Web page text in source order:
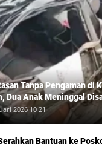
Tanpa Pengaman di
Dua Anak Meninggal
2026 10 21
Bantuan ke